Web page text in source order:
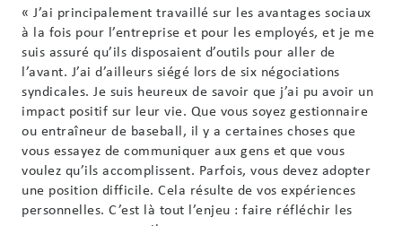
« J’ai principalement travaillé sur les avantages sociaux
à la fois pour l’entreprise et pour les employés, et je me
suis assuré qu’ils disposaient d’outils pour aller de
l’avant. J’ai d’ailleurs siégé lors de six négociations
syndicales. Je suis heureux de savoir que j’ai pu avoir un
impact positif sur leur vie. Que vous soyez gestionnaire
ou entraîneur de baseball, il y a certaines choses que
vous essayez de communiquer aux gens et que vous
voulez qu’ils accomplissent. Parfois, vous devez adopter
une position difficile. Cela résulte de vos expériences
personnelles. C’est là tout l’enjeu : faire réfléchir les